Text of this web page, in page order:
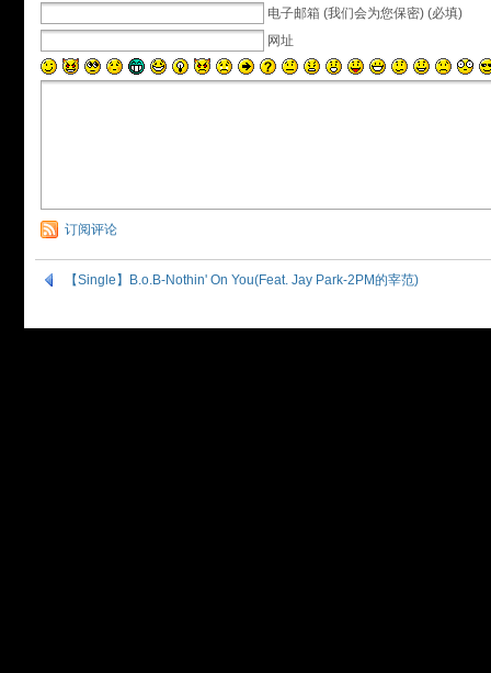
电子邮箱 (我们会为您保密) (必填)
网址
订阅评论
【Single】B.o.B-Nothin' On You(Feat. Jay Park-2PM的宰范)